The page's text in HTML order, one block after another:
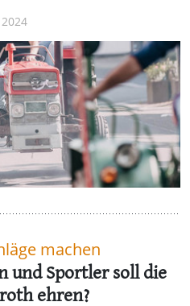
machen
und Sportler soll die
ehren?